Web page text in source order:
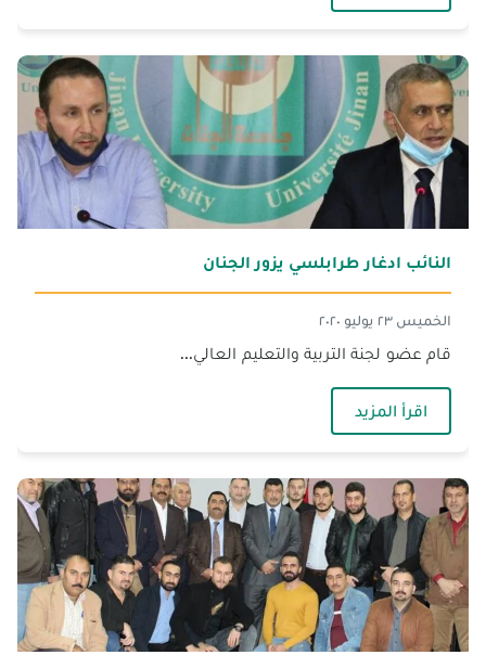
النائب ادغار طرابلسي يزور الجنان
الخميس ٢٣ يوليو ٢٠٢٠
قام عضو لجنة التربية والتعليم العالي...
اقرأ المزيد— النائب ادغار طرابلسي يزور الجنان